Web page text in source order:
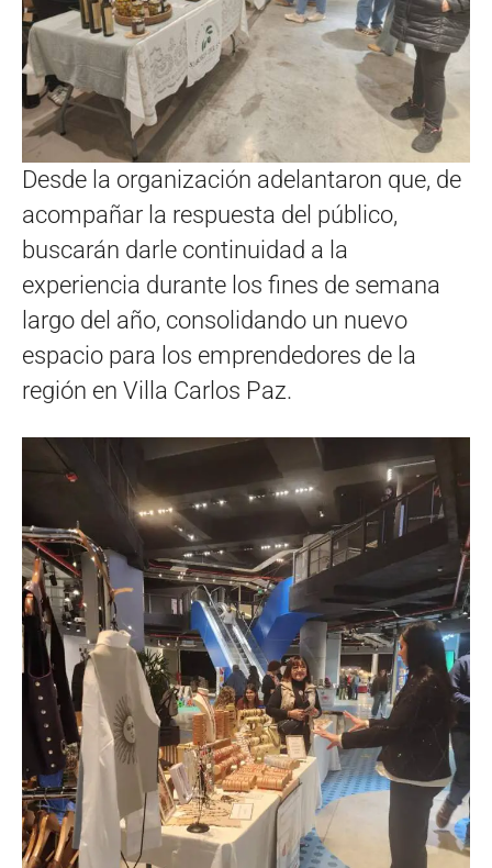
Desde la organización adelantaron que, de
acompañar la respuesta del público,
buscarán darle continuidad a la
experiencia durante los fines de semana
largo del año, consolidando un nuevo
espacio para los emprendedores de la
región en Villa Carlos Paz.